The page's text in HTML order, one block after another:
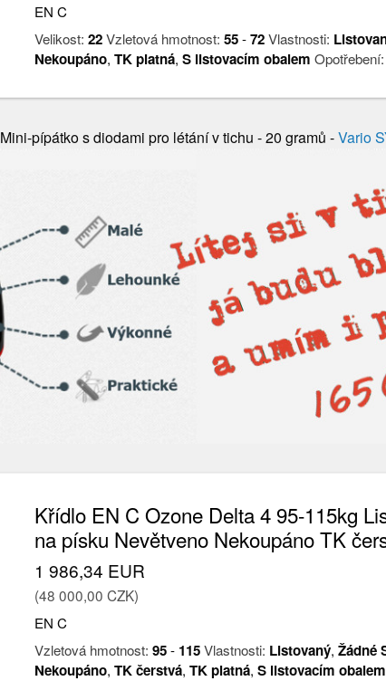
EN C
Velikost: 22Vzletová hmotnost: 55-72Vlastnosti:
Nekoupáno, TK platná, S listovacím obalem Opotřebení:
Mini-pípátko s diodami pro létání v tichu - 20 gramů -Vario
Křídlo EN C Ozone Delta 4 95-115kg
na písku Nevětveno Nekoupáno TK
1 986,34 EUR
(48 000,00 CZK)
EN C
Vzletová hmotnost: 95- 115Vlastnosti: Listovaný, Žádné
Nekoupáno, TK čerstvá, TK platná, S listovacím obalem